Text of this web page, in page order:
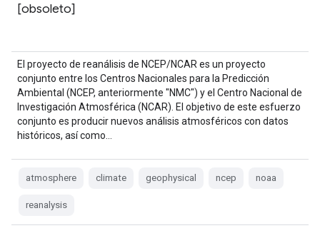
[obsoleto]
El proyecto de reanálisis de NCEP/NCAR es un proyecto
conjunto entre los Centros Nacionales para la Predicción
Ambiental (NCEP, anteriormente "NMC") y el Centro Nacional de
Investigación Atmosférica (NCAR). El objetivo de este esfuerzo
conjunto es producir nuevos análisis atmosféricos con datos
históricos, así como…
atmosphere climate geophysical ncep noaa
reanalysis